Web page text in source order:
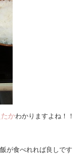
かわかりますよね！！
が食べれれば良しです